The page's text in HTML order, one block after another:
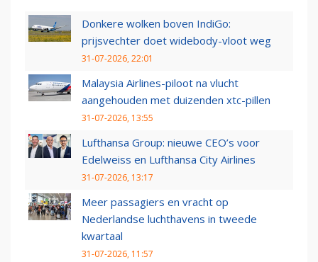
Donkere wolken boven IndiGo:
prijsvechter doet widebody-vloot weg
31-07-2026, 22:01
Malaysia Airlines-piloot na vlucht
aangehouden met duizenden xtc-pillen
31-07-2026, 13:55
Lufthansa Group: nieuwe CEO’s voor
Edelweiss en Lufthansa City Airlines
31-07-2026, 13:17
Meer passagiers en vracht op
Nederlandse luchthavens in tweede
kwartaal
31-07-2026, 11:57